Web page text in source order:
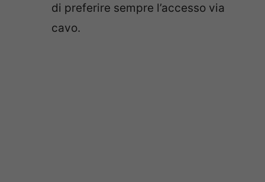
di preferire sempre l’accesso via
cavo.